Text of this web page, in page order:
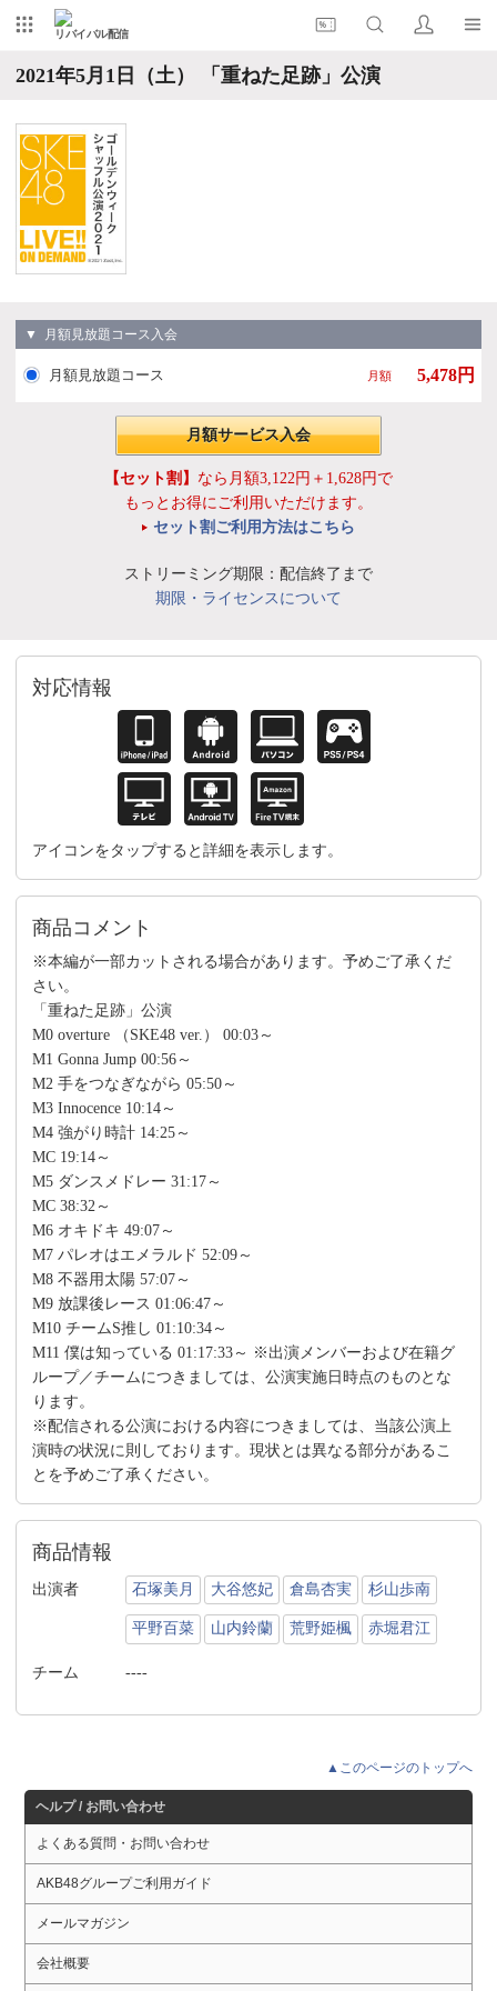
リバイバル配信
2021年5月1日（土） 「重ねた足跡」公演
▼ 月額見放題コース入会
月額見放題コース 月額 5,478円
月額サービス入会
【セット割】 なら月額3,122円＋1,628円で
もっとお得にご利用いただけます。
セット割ご利用方法はこちら
ストリーミング期限：配信終了まで
期限・ライセンスについて
対応情報
アイコンをタップすると詳細を表示します。
商品コメント
※本編が一部カットされる場合があります。予めご了承くだ
さい。
「重ねた足跡」公演
M0 overture （SKE48 ver.） 00:03～
M1 Gonna Jump 00:56～
M2 手をつなぎながら 05:50～
M3 Innocence 10:14～
M4 強がり時計 14:25～
MC 19:14～
M5 ダンスメドレー 31:17～
MC 38:32～
M6 オキドキ 49:07～
M7 パレオはエメラルド 52:09～
M8 不器用太陽 57:07～
M9 放課後レース 01:06:47～
M10 チームS推し 01:10:34～
M11 僕は知っている 01:17:33～ ※出演メンバーおよび在籍グ
ループ／チームにつきましては、公演実施日時点のものとな
ります。
※配信される公演における内容につきましては、当該公演上
演時の状況に則しております。現状とは異なる部分があるこ
とを予めご了承ください。
商品情報
出演者 石塚美月 大谷悠妃 倉島杏実 杉山歩南
平野百菜 山内鈴蘭 荒野姫楓 赤堀君江
チーム ----
▲このページのトップへ
ヘルプ / お問い合わせ
よくある質問・お問い合わせ
AKB48グループご利用ガイド
メールマガジン
会社概要